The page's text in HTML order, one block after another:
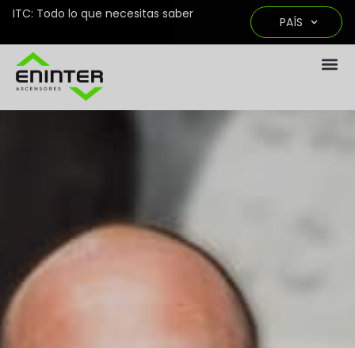
ITC: Todo lo que necesitas saber
PAÍS